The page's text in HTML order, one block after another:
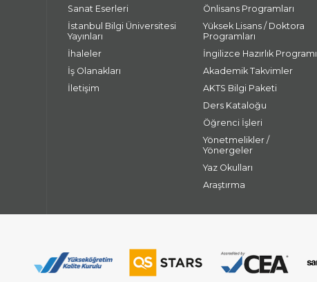
Sanat Eserleri
İstanbul Bilgi Üniversitesi
Yayınları
İhaleler
İş Olanakları
İletişim
Önlisans Programları
Yüksek Lisans / Doktora
Programları
İngilizce Hazırlık Programı
Akademik Takvimler
AKTS Bilgi Paketi
Ders Kataloğu
Öğrenci İşleri
Yönetmelikler /
Yönergeler
Yaz Okulları
Araştırma